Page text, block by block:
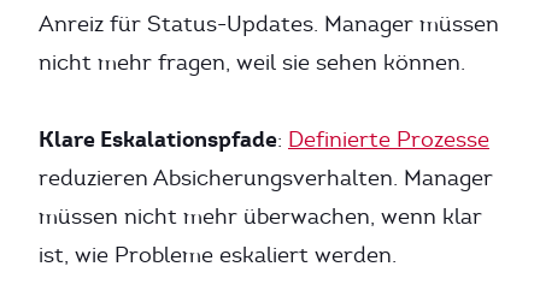
Anreiz für Status-Updates. Manager müssen
nicht mehr fragen, weil sie sehen können.
Klare Eskalationspfade: Definierte Prozesse
reduzieren Absicherungsverhalten. Manager
müssen nicht mehr überwachen, wenn klar
ist, wie Probleme eskaliert werden.